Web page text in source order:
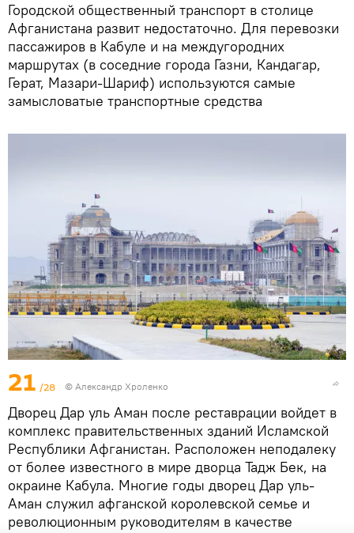
Городской общественный транспорт в столице
Афганистана развит недостаточно. Для перевозки
пассажиров в Кабуле и на междугородних
маршрутах (в соседние города Газни, Кандагар,
Герат, Мазари-Шариф) используются самые
замысловатые транспортные средства
21 /28 © Александр Хроленко
Дворец Дар уль Аман после реставрации войдет в
комплекс правительственных зданий Исламской
Республики Афганистан. Расположен неподалеку
от более известного в мире дворца Тадж Бек, на
окраине Кабула. Многие годы дворец Дар уль-
Аман служил афганской королевской семье и
революционным руководителям в качестве